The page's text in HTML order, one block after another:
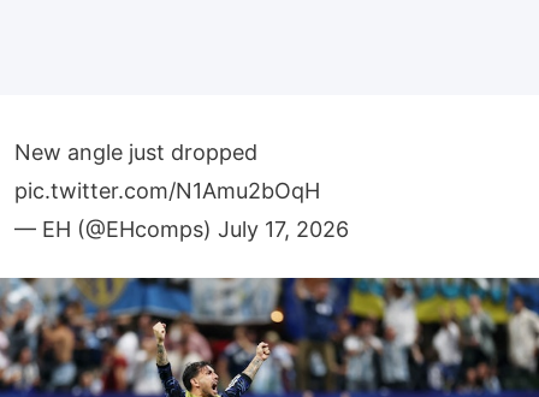
pic.twitter.com/N1Amu2bOqH
— EH (@EHcomps)July 17, 2026